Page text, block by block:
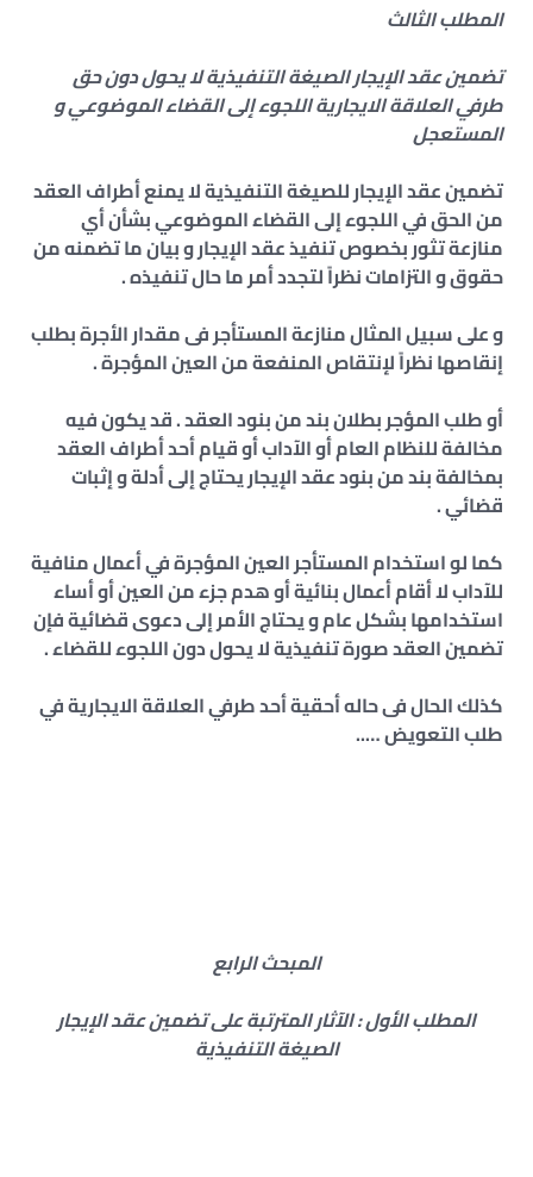
المطلب الثالث
تضمين عقد الإيجار الصيغة التنفيذية لا يحول دون حق
طرفي العلاقة الايجارية اللجوء إلى القضاء الموضوعي و
المستعجل
تضمين عقد الإيجار للصيغة التنفيذية لا يمنع أطراف العقد
من الحق في اللجوء إلى القضاء الموضوعي بشأن أي
منازعة تثور بخصوص تنفيذ عقد الإيجار و بيان ما تضمنه من
حقوق و التزامات نظراً لتجدد أمر ما حال تنفيذه .
و على سبيل المثال منازعة المستأجر فى مقدار الأجرة بطلب
إنقاصها نظراً لإنتقاص المنفعة من العين المؤجرة .
أو طلب المؤجر بطلان بند من بنود العقد . قد يكون فيه
مخالفة للنظام العام أو الآداب أو قيام أحد أطراف العقد
بمخالفة بند من بنود عقد الإيجار يحتاج إلى أدلة و إثبات
قضائي .
كما لو استخدام المستأجر العين المؤجرة في أعمال منافية
للآداب لا أقام أعمال بنائية أو هدم جزء من العين أو أساء
استخدامها بشكل عام و يحتاج الأمر إلى دعوى قضائية فإن
تضمين العقد صورة تنفيذية لا يحول دون اللجوء للقضاء .
كذلك الحال فى حاله أحقية أحد طرفي العلاقة الايجارية في
طلب التعويض …..
المبحث الرابع
المطلب الأول : الآثار المترتبة على تضمين عقد الإيجار
الصيغة التنفيذية